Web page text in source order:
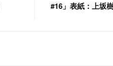
#16」表紙：上坂